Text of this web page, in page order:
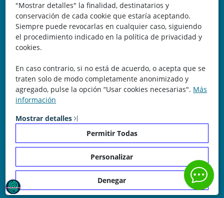
"Mostrar detalles" la finalidad, destinatarios y
conservación de cada cookie que estaría aceptando.
Siempre puede revocarlas en cualquier caso, siguiendo
el procedimiento indicado en la política de privacidad y
cookies.
En caso contrario, si no está de acuerdo, o acepta que se
traten solo de modo completamente anonimizado y
agregado, pulse la opción “Usar cookies necesarias". Más
información
Mostrar detalles
Permitir Todas
Personalizar
Denegar
Email: bomberocallejero@gmail.com
Trayectoria
Nuestra Experiencia nos avala. Llevamos más de 25 años
dedicados a la cartografía vectorial y digital. (Pc-Díez)
Garantía de tu éxito con la prueba del callejero o territorio.
¡Rechaza Imitaciones!, equipo humano y soporte real detrás
de la plataforma.
© Copyright 2026 - Bombero Callejero. Todos los derechos
reservados